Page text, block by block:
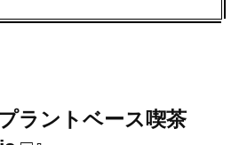
ラントベース喫茶